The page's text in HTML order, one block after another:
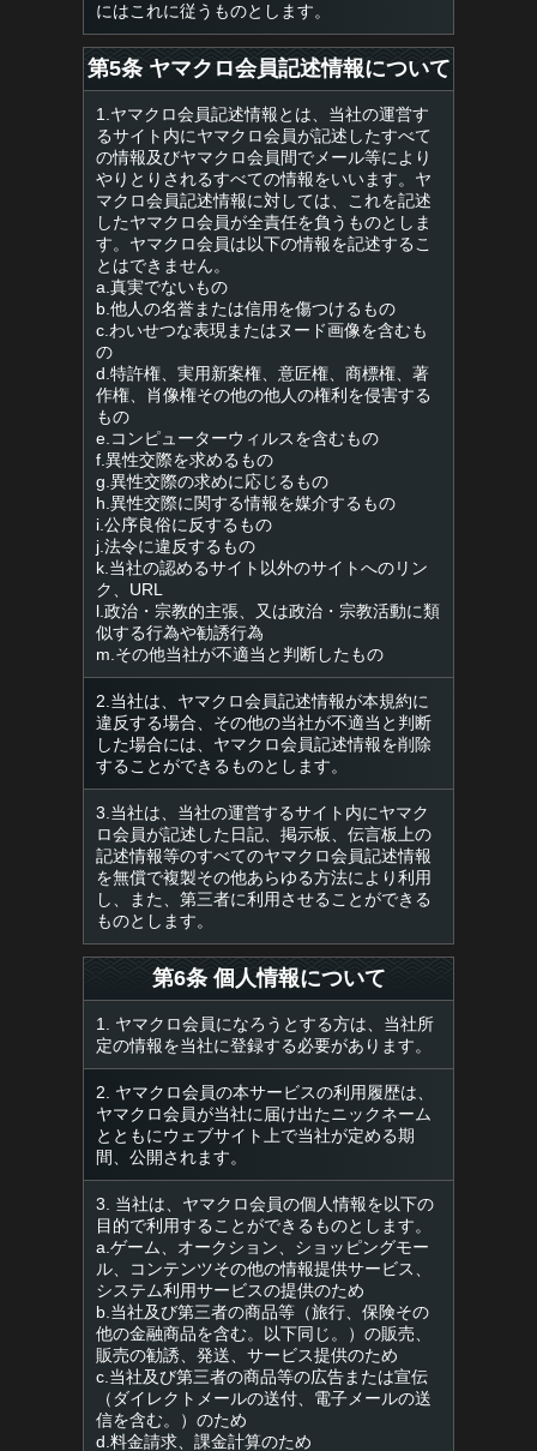
にはこれに従うものとします。
第5条 ヤマクロ会員記述情報について
1.ヤマクロ会員記述情報とは、当社の運営す
るサイト内にヤマクロ会員が記述したすべて
の情報及びヤマクロ会員間でメール等により
やりとりされるすべての情報をいいます。ヤ
マクロ会員記述情報に対しては、これを記述
したヤマクロ会員が全責任を負うものとしま
す。ヤマクロ会員は以下の情報を記述するこ
とはできません。
a.真実でないもの
b.他人の名誉または信用を傷つけるもの
c.わいせつな表現またはヌード画像を含むも
の
d.特許権、実用新案権、意匠権、商標権、著
作権、肖像権その他の他人の権利を侵害する
もの
e.コンピューターウィルスを含むもの
f.異性交際を求めるもの
g.異性交際の求めに応じるもの
h.異性交際に関する情報を媒介するもの
i.公序良俗に反するもの
j.法令に違反するもの
k.当社の認めるサイト以外のサイトへのリン
ク、URL
l.政治・宗教的主張、又は政治・宗教活動に類
似する行為や勧誘行為
m.その他当社が不適当と判断したもの
2.当社は、ヤマクロ会員記述情報が本規約に
違反する場合、その他の当社が不適当と判断
した場合には、ヤマクロ会員記述情報を削除
することができるものとします。
3.当社は、当社の運営するサイト内にヤマク
ロ会員が記述した日記、掲示板、伝言板上の
記述情報等のすべてのヤマクロ会員記述情報
を無償で複製その他あらゆる方法により利用
し、また、第三者に利用させることができる
ものとします。
第6条 個人情報について
1. ヤマクロ会員になろうとする方は、当社所
定の情報を当社に登録する必要があります。
2. ヤマクロ会員の本サービスの利用履歴は、
ヤマクロ会員が当社に届け出たニックネーム
とともにウェブサイト上で当社が定める期
間、公開されます。
3. 当社は、ヤマクロ会員の個人情報を以下の
目的で利用することができるものとします。
a.ゲーム、オークション、ショッピングモー
ル、コンテンツその他の情報提供サービス、
システム利用サービスの提供のため
b.当社及び第三者の商品等（旅行、保険その
他の金融商品を含む。以下同じ。）の販売、
販売の勧誘、発送、サービス提供のため
c.当社及び第三者の商品等の広告または宣伝
（ダイレクトメールの送付、電子メールの送
信を含む。）のため
d.料金請求、課金計算のため